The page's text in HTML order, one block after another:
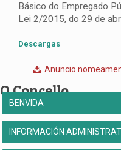
Básico do Empregado
Lei 2/2015, do 29 de
Descargas
Anuncio
O Concello
BENVIDA
INFORMACIÓN